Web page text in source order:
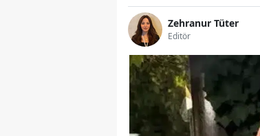
Zehranur Tüter
Editör